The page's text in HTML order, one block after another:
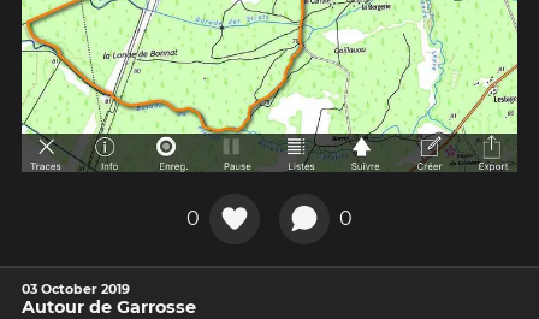
0 0
03 October 2019
Autour de Garrosse